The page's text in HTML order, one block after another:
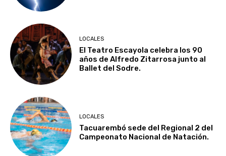
LOCALES
El Teatro Escayola celebra los 90
años de Alfredo Zitarrosa junto al
Ballet del Sodre.
LOCALES
Tacuarembó sede del Regional 2 del
Campeonato Nacional de Natación.